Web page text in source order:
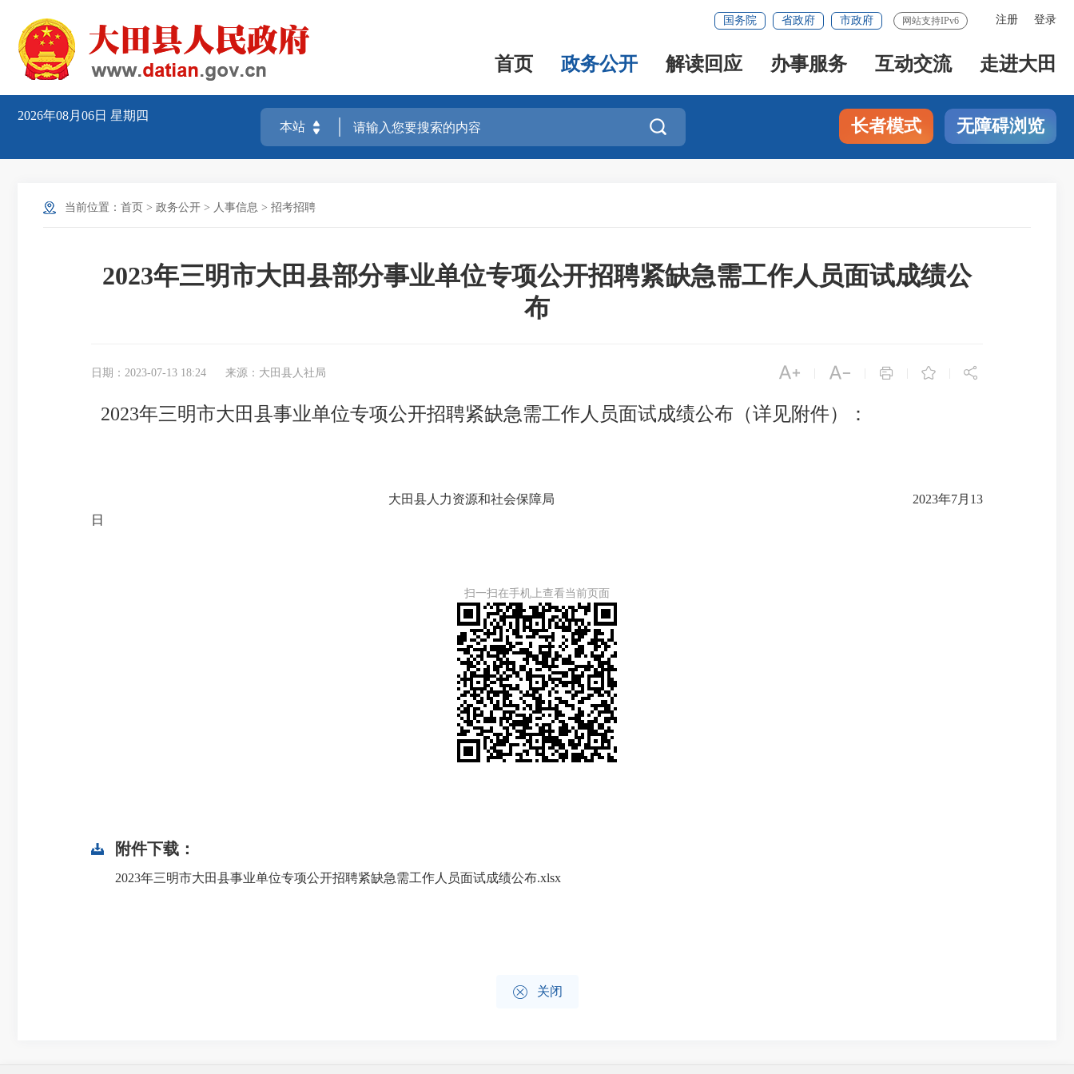
注册 登录
国务院 省政府 市政府 网站支持IPv6
首页 政务公开 解读回应 办事服务 互动交流 走进大田
2026年08月06日 星期四
 长者模式 无障碍浏览
当前位置： 首页 > 政务公开 > 人事信息 > 招考招聘
2023年三明市大田县部分事业单位专项公开招聘紧缺急需工作人员面试成绩公
布
日期：2023-07-13 18:24 来源：大田县人社局     
2023年三明市大田县事业单位专项公开招聘紧缺急需工作人员面试成绩公布（详见附件）：
大田县人力资源和社会保障局 2023年7月13
日
扫一扫在手机上查看当前页面
附件下载：
2023年三明市大田县事业单位专项公开招聘紧缺急需工作人员面试成绩公布.xlsx
 关闭